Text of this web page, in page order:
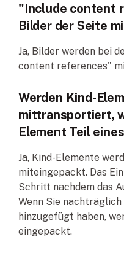
"Include content
Bilder der Seite
Ja, Bilder werden bei
content references"
Werden Kind-
mittransportiert,
Element Teil
Ja, Kind-Elemente
miteingepackt. Das
Schritt nachdem das
Wenn Sie
hinzugefügt haben,
eingepackt.